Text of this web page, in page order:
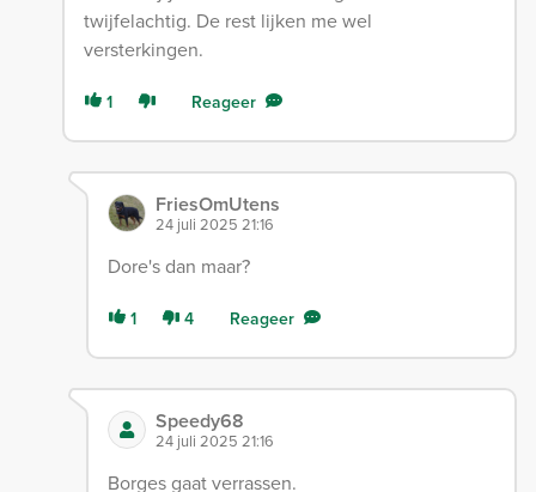
twijfelachtig. De rest lijken me wel
versterkingen.
1 Reageer
FriesOmUtens
24 juli 2025 21:16
Dore's dan maar?
1 4 Reageer
Speedy68
24 juli 2025 21:16
Borges gaat verrassen.